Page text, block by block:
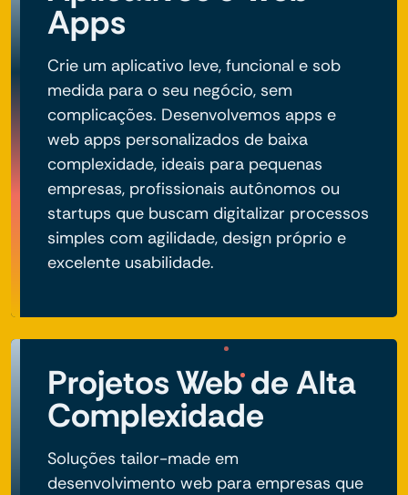
Apps
Crie um aplicativo leve, funcional e sob
medida para o seu negócio, sem
complicações. Desenvolvemos apps e
web apps personalizados de baixa
complexidade, ideais para pequenas
empresas, profissionais autônomos ou
startups que buscam digitalizar processos
simples com agilidade, design próprio e
excelente usabilidade.
Projetos Web de Alta
Complexidade
Soluções tailor-made em
desenvolvimento web para empresas que